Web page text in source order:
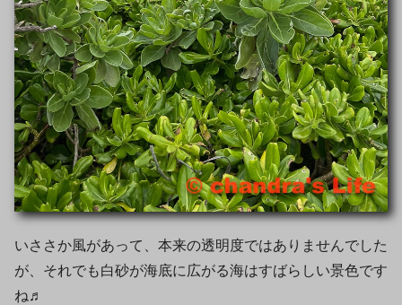
いささか風があって、本来の透明度ではありませんでした
が、それでも白砂が海底に広がる海はすばらしい景色です
ね♬